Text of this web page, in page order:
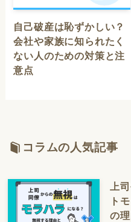
自己破産は恥ずかしい？
会社や家族に知られたく
ない人のための対策と注
意点
コラムの人気記事
上
ト
の